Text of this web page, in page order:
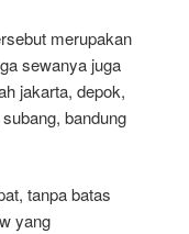
merupakan
sewanya juga
jakarta, depok,
bandung
tanpa batas
yang